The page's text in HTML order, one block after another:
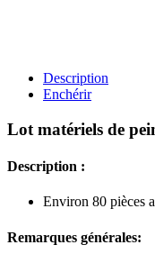
Description
Enchérir
Lot matériels de
Description :
Environ 80 pièces
Remarques générales: